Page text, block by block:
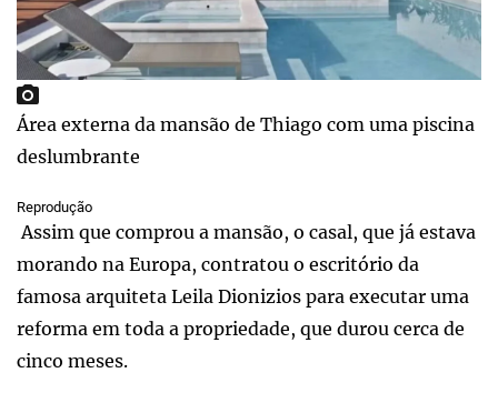
Área externa da mansão de Thiago com uma piscina
deslumbrante
Reprodução
Assim que comprou a mansão, o casal, que já estava
morando na Europa, contratou o escritório da
famosa arquiteta Leila Dionizios para executar uma
reforma em toda a propriedade, que durou cerca de
cinco meses.